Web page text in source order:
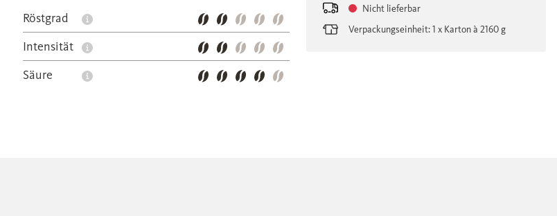
Röstgrad
Intensität
Säure
Nicht lieferbar
Verpackungseinheit: 1 x Karton à 2160 g